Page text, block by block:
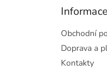
Obchodní
Doprava a
Kontakty